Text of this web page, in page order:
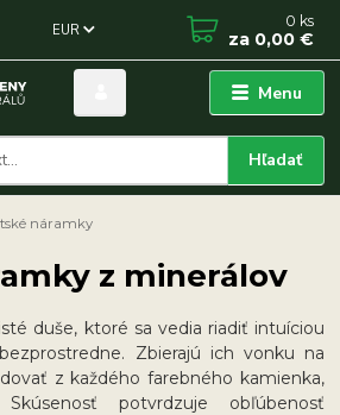
Menu
EUR
Hľadať
0 ks
za 0,00 €
náramky
z minerálov
duše, ktoré sa vedia riadiť intuíciou
Zbierajú ich vonku na
z každého farebného kamienka,
potvrdzuje obľúbenosť